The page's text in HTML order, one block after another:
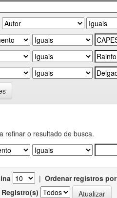
refinar o resultado de busca.
| Ordenar registros por
Registro(s)